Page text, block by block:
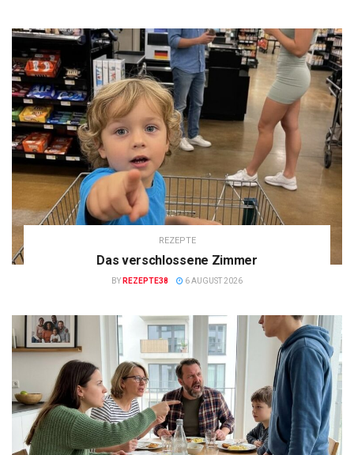
REZEPTE
Das verschlossene Zimmer
BY REZEPTE38 6 AUGUST 2026